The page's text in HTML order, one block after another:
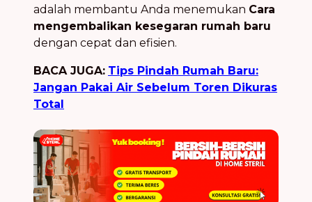
adalah membantu Anda menemukan Cara
mengembalikan kesegaran rumah baru
dengan cepat dan efisien.
BACA JUGA: Tips Pindah Rumah Baru:
Jangan Pakai Air Sebelum Toren Dikuras
Total